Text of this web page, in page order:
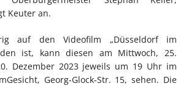
Keuter an.
auf den Videofilm „Düsseldorf im
ist, kann diesen am Mittwoch, 25.
Dezember 2023 jeweils um 19 Uhr im
Georg-Glock-Str. 15, sehen. Die